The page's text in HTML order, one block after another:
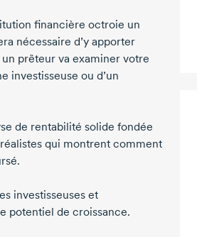
financière octroie un
nécessaire d’y apporter
prêteur va examiner votre
investisseuse ou d’un
de rentabilité solide fondée
qui montrent comment
investisseuses et
potentiel de croissance.